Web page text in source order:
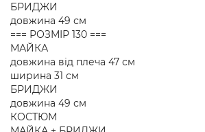
БРИДЖИ
довжина 49 см
=== РОЗМІР 130 ===
МАЙКА
довжина від плеча 47 см
ширина 31 см
БРИДЖИ
довжина 49 см
КОСТЮМ